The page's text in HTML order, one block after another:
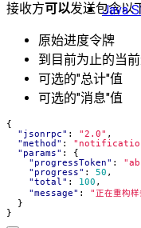
Java
接收方可以发送包含以
原始进度令牌
到目前为止的当
可选的"总计"值
可选的"消息"值
{
"jsonrpc" : "2.0" ,
"method" :
"params" :
{
"progressToken" :
"progress" : 50 ,
"total" : 100 ,
"message" :
"正在重构
}
}